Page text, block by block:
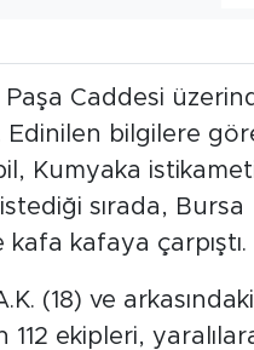
Caddesi
Edinilen bilgilere
Kumyaka
sırada, Bursa
kafaya çarpıştı.
(18) ve arkasındaki
ekipleri,